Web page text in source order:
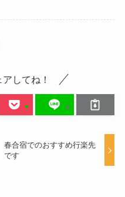
してね！
春合宿でのおすすめ行楽先
です